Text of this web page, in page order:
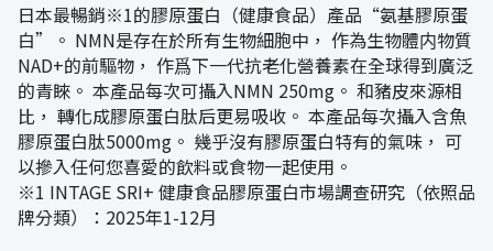
日本最暢銷※1的膠原蛋白（健康食品）產品“氨基膠原蛋
白”。 NMN是存在於所有生物細胞中， 作為生物體内物質
NAD+的前驅物， 作爲下一代抗老化營養素在全球得到廣泛
的青睞。 本產品每次可攝入NMN 250mg。 和豬皮來源相
比， 轉化成膠原蛋白肽后更易吸收。 本產品每次攝入含魚
膠原蛋白肽5000mg。 幾乎沒有膠原蛋白特有的氣味， 可
以摻入任何您喜愛的飲料或食物一起使用。
※1 INTAGE SRI+ 健康食品膠原蛋白市場調查研究（依照品
牌分類）：2025年1-12月